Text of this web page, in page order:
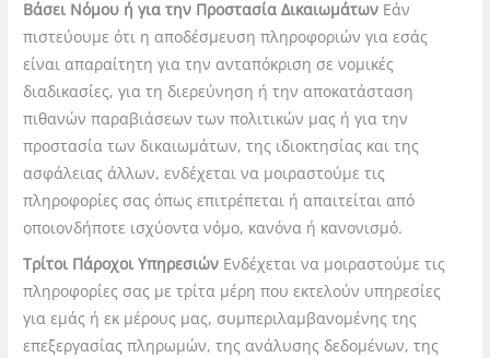
Βάσει Νόμου ή για την Προστασία Δικαιωμάτων Εάν
πιστεύουμε ότι η αποδέσμευση πληροφοριών για εσάς
είναι απαραίτητη για την ανταπόκριση σε νομικές
διαδικασίες, για τη διερεύνηση ή την αποκατάσταση
πιθανών παραβιάσεων των πολιτικών μας ή για την
προστασία των δικαιωμάτων, της ιδιοκτησίας και της
ασφάλειας άλλων, ενδέχεται να μοιραστούμε τις
πληροφορίες σας όπως επιτρέπεται ή απαιτείται από
οποιονδήποτε ισχύοντα νόμο, κανόνα ή κανονισμό.
Τρίτοι Πάροχοι Υπηρεσιών Ενδέχεται να μοιραστούμε τις
πληροφορίες σας με τρίτα μέρη που εκτελούν υπηρεσίες
για εμάς ή εκ μέρους μας, συμπεριλαμβανομένης της
επεξεργασίας πληρωμών, της ανάλυσης δεδομένων, της